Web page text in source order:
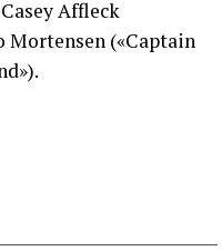
Affleck
Mortensen («Captain